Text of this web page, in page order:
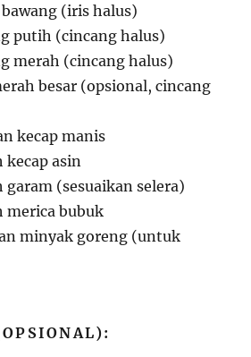
(iris halus)
putih (cincang halus)
merah (cincang halus)
besar (opsional, cincang
kecap manis
kecap asin
garam (sesuaikan selera)
merica bubuk
minyak goreng (untuk